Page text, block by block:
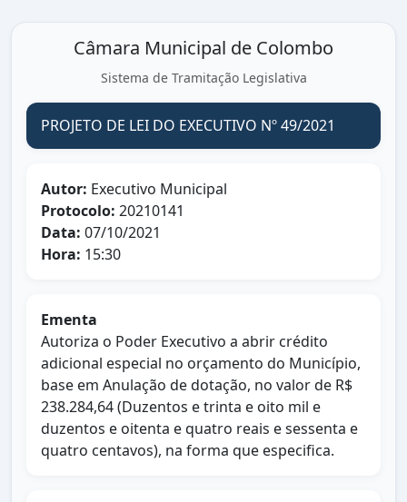
Câmara Municipal de Colombo
Sistema de Tramitação Legislativa
PROJETO DE LEI DO EXECUTIVO Nº 49/2021
Autor: Executivo Municipal
Protocolo: 20210141
Data: 07/10/2021
Hora: 15:30
Ementa
Autoriza o Poder Executivo a abrir crédito
adicional especial no orçamento do Município,
base em Anulação de dotação, no valor de R$
238.284,64 (Duzentos e trinta e oito mil e
duzentos e oitenta e quatro reais e sessenta e
quatro centavos), na forma que especifica.